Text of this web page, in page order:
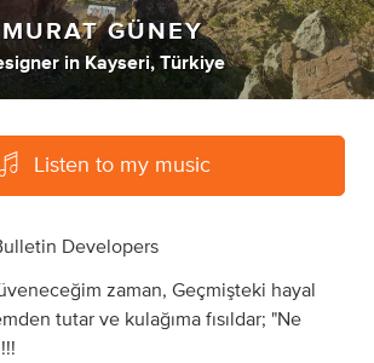
MURAT GÜNEY
in Kayseri, Türkiye
Listen to my music
Developers
zaman, Geçmişteki hayal
tutar ve kulağıma fısıldar; "Ne